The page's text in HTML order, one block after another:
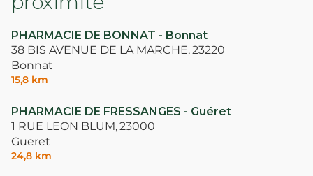
PHARMACIE DE BONNAT - Bonnat
38 BIS AVENUE DE LA MARCHE,23220
Bonnat
15,8 km
PHARMACIE DE FRESSANGES - Guéret
1 RUE LEON BLUM,23000
Gueret
24,8 km